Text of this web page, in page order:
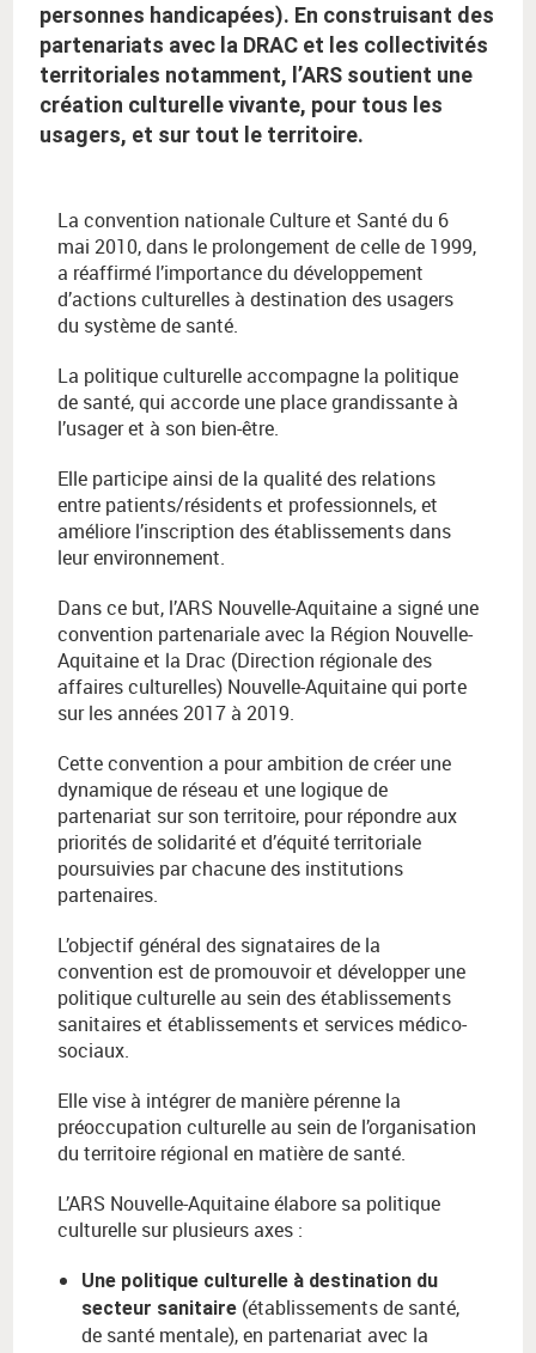
personnes handicapées). En construisant des
partenariats avec la DRAC et les collectivités
territoriales notamment, l’ARS soutient une
création culturelle vivante, pour tous les
usagers, et sur tout le territoire.
La convention nationale Culture et Santé du 6
mai 2010, dans le prolongement de celle de 1999,
a réaffirmé l’importance du développement
d’actions culturelles à destination des usagers
du système de santé.
La politique culturelle accompagne la politique
de santé, qui accorde une place grandissante à
l’usager et à son bien-être.
Elle participe ainsi de la qualité des relations
entre patients/résidents et professionnels, et
améliore l’inscription des établissements dans
leur environnement.
Dans ce but, l’ARS Nouvelle-Aquitaine a signé une
convention partenariale avec la Région Nouvelle-
Aquitaine et la Drac (Direction régionale des
affaires culturelles) Nouvelle-Aquitaine qui porte
sur les années 2017 à 2019.
Cette convention a pour ambition de créer une
dynamique de réseau et une logique de
partenariat sur son territoire, pour répondre aux
priorités de solidarité et d’équité territoriale
poursuivies par chacune des institutions
partenaires.
L’objectif général des signataires de la
convention est de promouvoir et développer une
politique culturelle au sein des établissements
sanitaires et établissements et services médico-
sociaux.
Elle vise à intégrer de manière pérenne la
préoccupation culturelle au sein de l’organisation
du territoire régional en matière de santé.
L’ARS Nouvelle-Aquitaine élabore sa politique
culturelle sur plusieurs axes :
Une politique culturelle à destination du
secteur sanitaire (établissements de santé,
de santé mentale), en partenariat avec la